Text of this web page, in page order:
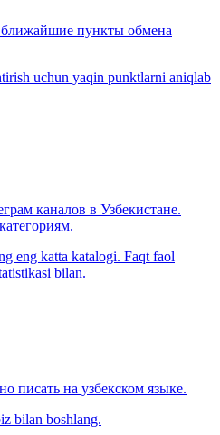
пункты обмена
uchun yaqin punktlarni aniqlab
каналов в Узбекистане.
eng katta katalogi. Faqt faol
bilan.
писать на узбекском языке.
bilan boshlang.